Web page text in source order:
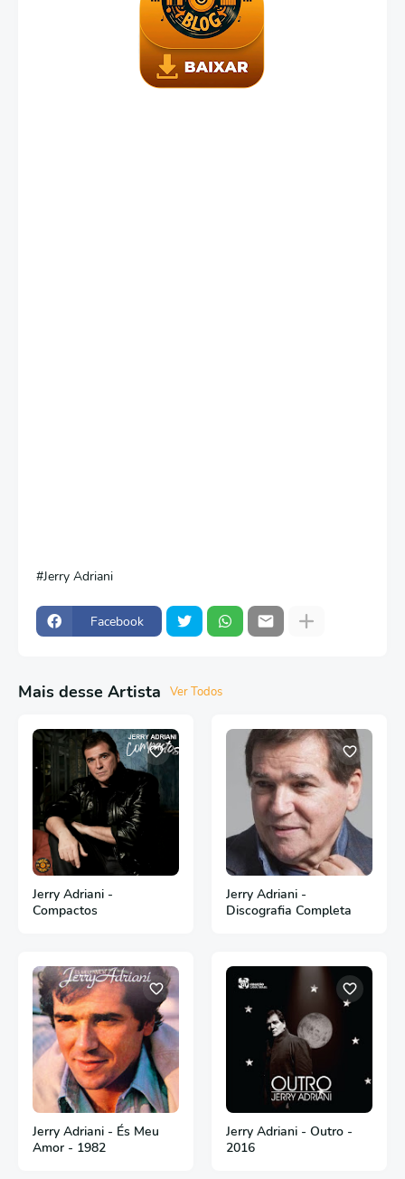
Jerry Adriani
Facebook
Mais desse Artista Ver Todos
Jerry Adriani -
Compactos
Jerry Adriani -
Discografia Completa
Jerry Adriani - És Meu
Amor - 1982
Jerry Adriani - Outro -
2016